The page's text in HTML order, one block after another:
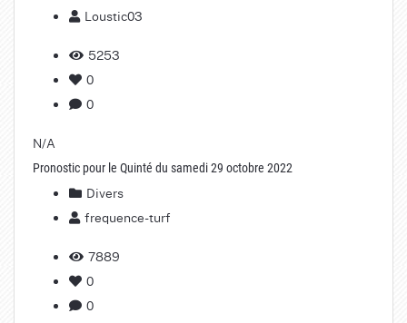
Loustic03
5253
0
0
N/A
Pronostic pour le Quinté du samedi 29 octobre 2022
Divers
frequence-turf
7889
0
0